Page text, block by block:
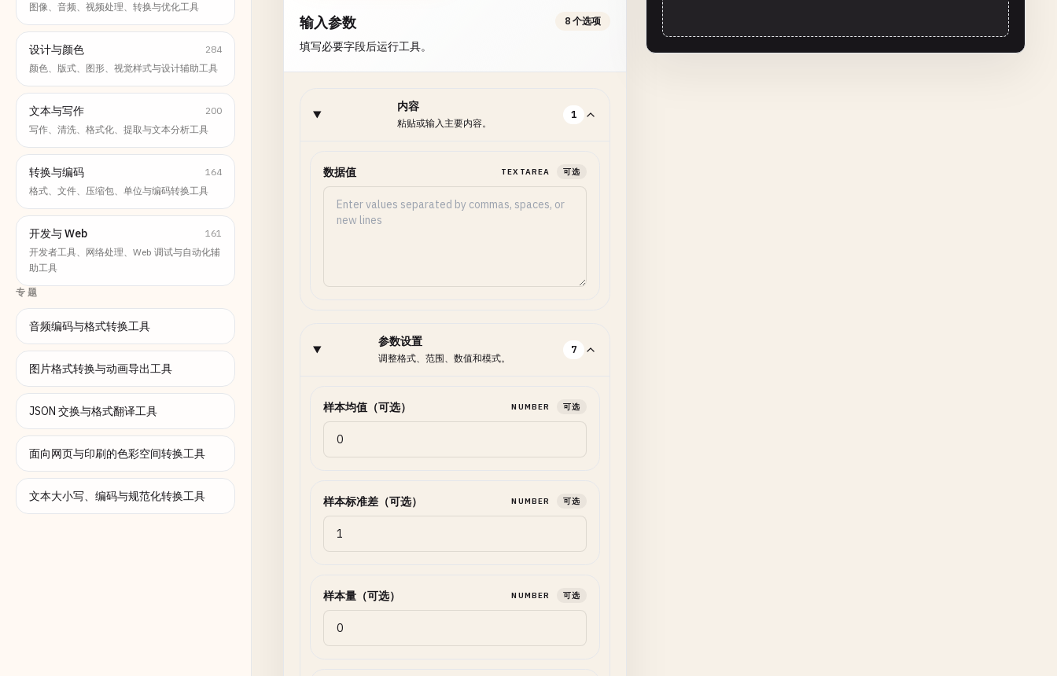
图像、音频、视频处理、转换与优化工具
设计与颜色
284
颜色、版式、图形、视觉样式与设计辅助工具
文本与写作
200
写作、清洗、格式化、提取与文本分析工具
转换与编码
164
格式、文件、压缩包、单位与编码转换工具
开发与 Web
161
开发者工具、网络处理、Web 调试与自动化辅
助工具
专题
音频编码与格式转换工具
图片格式转换与动画导出工具
JSON 交换与格式翻译工具
面向网页与印刷的色彩空间转换工具
文本大小写、编码与规范化转换工具
输入参数
填写必要字段后运行工具。
8 个选项
内容
粘贴或输入主要内容。
1
数据值 TEXTAREA 可选
参数设置
调整格式、范围、数值和模式。
7
样本均值（可选） NUMBER 可选
样本标准差（可选） NUMBER 可选
样本量（可选） NUMBER 可选